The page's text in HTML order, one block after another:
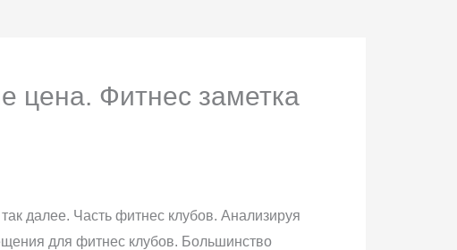
цена. Фитнес заметка
далее. Часть фитнес клубов. Анализируя
для фитнес клубов. Большинство